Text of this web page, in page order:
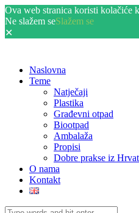
Ova web stranica koristi kolačiće
Ne slažem seSlažem se
✕
Naslovna
Teme
Natječaji
Plastika
Građevni otpad
Biootpad
Ambalaža
Propisi
Dobre prakse iz
O nama
Kontakt